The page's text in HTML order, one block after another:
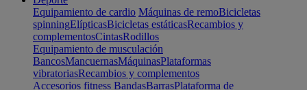
Equipamiento de cardio Máquinas de remoBicicletas
spinningElípticasBicicletas estáticasRecambios y
complementosCintasRodillos
Equipamiento de musculación
BancosMancuernasMáquinasPlataformas
vibratoriasRecambios y complementos
Accesorios fitness BandasBarrasPlataforma de